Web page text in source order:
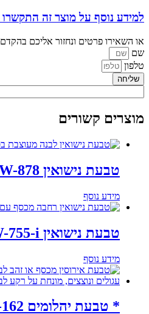
למידע נוסף על מוצר זה התקשרו
או השאירו פרטים ונחזור אליכם בהקדם
שם
טלפון
שליחה
מוצרים קשורים
טבעת נישואין W-878
מידע נוסף
טבעת נישואין W-755-i
מידע נוסף
* טבעת יהלומים M-162